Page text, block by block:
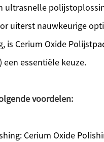
ultrasnelle
uiterst nauwkeurige
is Cerium Oxide
een essentiële keuze.
voordelen:
Cerium Oxide